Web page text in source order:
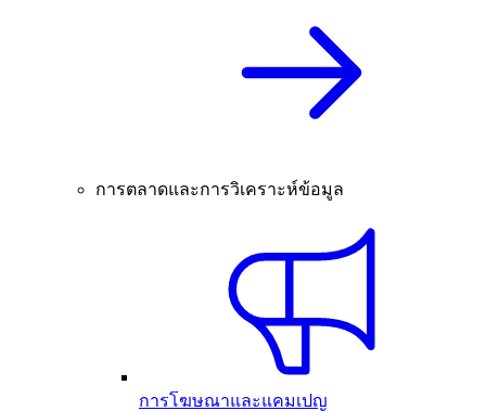
การตลาดและการวิเคราะห์ข้อมูล
การโฆษณาและแคมเปญ